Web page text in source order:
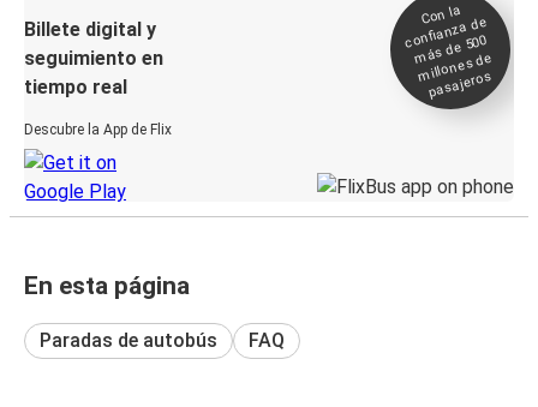
Billete digital y
seguimiento en
tiempo real
Descubre la App de Flix
Con la
confianza de
más de 500
millones de
pasajeros
En esta página
Paradas de autobús FAQ